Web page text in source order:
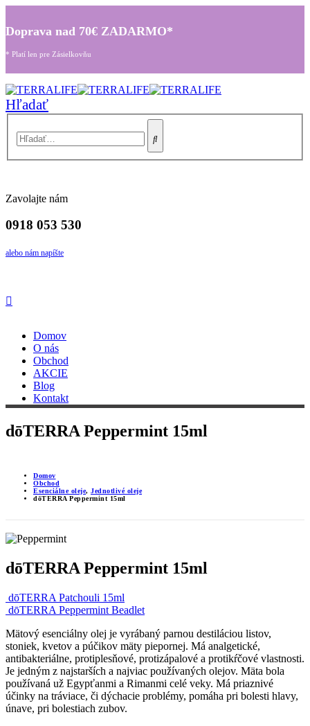
Doprava nad 70€ ZADARMO*
* Platí len pre Zásielkovňu
Hľadať
Zavolajte nám
0918 053 530
alebo nám napíšte
Domov
O nás
Obchod
AKCIE
Blog
Kontakt
dōTERRA Peppermint 15ml
Domov
Obchod
Esenciálne oleje, Jednotlivé oleje
dōTERRA Peppermint 15ml
dōTERRA Peppermint 15ml
dōTERRA Patchouli 15ml
dōTERRA Peppermint Beadlet
Mätový esenciálny olej je vyrábaný parnou destiláciou listov,
stoniek, kvetov a púčikov mäty piepornej. Má analgetické,
antibakteriálne, protiplesňové, protizápalové a protikŕčové vlastnosti.
Je jedným z najstarších a najviac používaných olejov. Mäta bola
používaná už Egypťanmi a Rimanmi celé veky. Má priaznivé
účinky na tráviace, či dýchacie problémy, pomáha pri bolesti hlavy,
únave, pri bolestiach zubov.